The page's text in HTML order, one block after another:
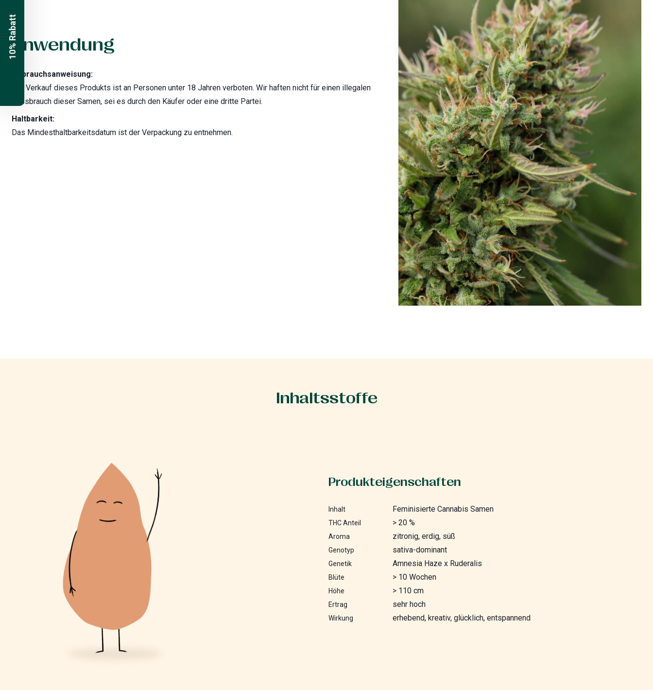
Anwendung
Gebrauchsanweisung:
Der Verkauf dieses Produkts ist an Personen unter 18 Jahren verboten. Wir haften nicht für einen illegalen
Missbrauch dieser Samen, sei es durch den Käufer oder eine dritte Partei.
Haltbarkeit:
Das Mindesthaltbarkeitsdatum ist der Verpackung zu entnehmen.
Inhaltsstoffe
Produkteigenschaften
Inhalt Feminisierte Cannabis Samen
THC Anteil > 20 %
Aroma zitronig, erdig, süß
Genotyp sativa-dominant
Genetik Amnesia Haze x Ruderalis
Blüte > 10 Wochen
Höhe > 110 cm
Ertrag sehr hoch
Wirkung erhebend, kreativ, glücklich, entspannend
10% Rabatt